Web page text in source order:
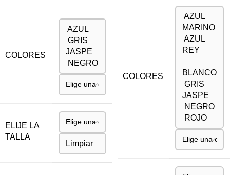
COLORES
AZUL
GRIS
JASPE
NEGRO
ELIJE LA
TALLA
Limpiar
COLORES
AZUL
MARINO
AZUL
REY
BLANCO
GRIS
JASPE
NEGRO
ROJO